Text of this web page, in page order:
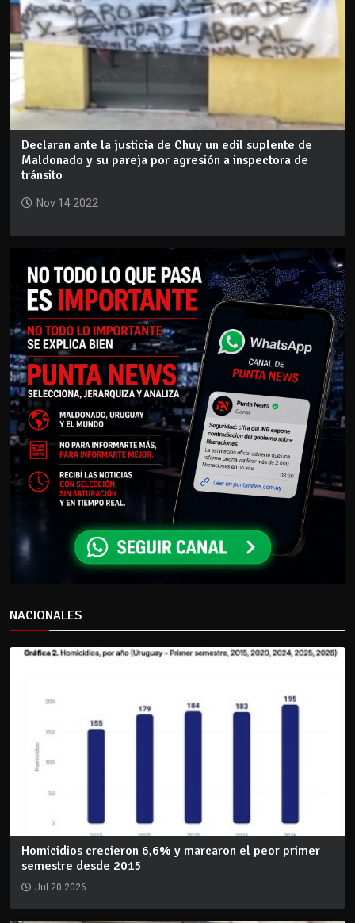
Declaran ante la justicia de Chuy un edil suplente de
Maldonado y su pareja por agresión a inspectora de
tránsito
Nov 14 2022
NACIONALES
Homicidios crecieron 6,6% y marcaron el peor primer
semestre desde 2015
Jul 20 2026